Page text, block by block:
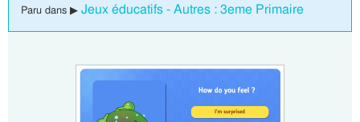
Paru dans ▶ Jeux éducatifs - Autres : 3eme Primaire